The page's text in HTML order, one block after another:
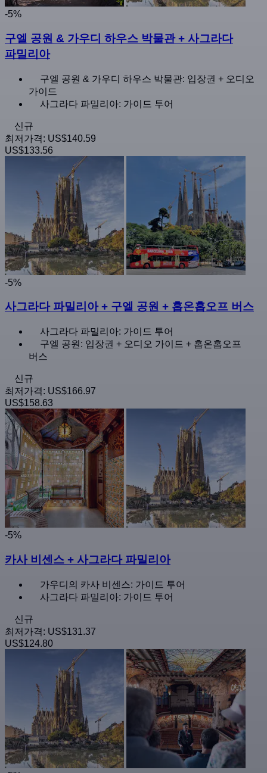
-5%
구엘 공원 & 가우디 하우스 박물관 + 사그라다
파밀리아
구엘 공원 & 가우디 하우스 박물관: 입장권 + 오디오
가이드
사그라다 파밀리아: 가이드 투어
신규
최저가격: US$140.59
US$133.56
-5%
사그라다 파밀리아 + 구엘 공원 + 홉온홉오프 버스
사그라다 파밀리아: 가이드 투어
구엘 공원: 입장권 + 오디오 가이드 + 홉온홉오프
버스
신규
최저가격: US$166.97
US$158.63
-5%
카사 비센스 + 사그라다 파밀리아
가우디의 카사 비센스: 가이드 투어
사그라다 파밀리아: 가이드 투어
신규
최저가격: US$131.37
US$124.80